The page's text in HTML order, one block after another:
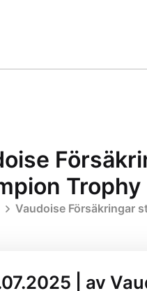
Trophy
Vaudoise Försäkringar
| av